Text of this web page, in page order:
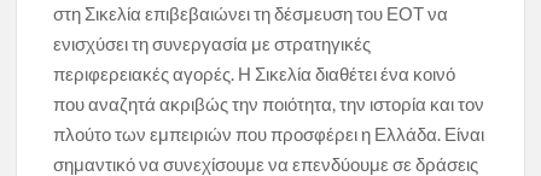
στη Σικελία επιβεβαιώνει τη δέσμευση του ΕΟΤ να
ενισχύσει τη συνεργασία με στρατηγικές
περιφερειακές αγορές. Η Σικελία διαθέτει ένα κοινό
που αναζητά ακριβώς την ποιότητα, την ιστορία και τον
πλούτο των εμπειριών που προσφέρει η Ελλάδα. Είναι
σημαντικό να συνεχίσουμε να επενδύουμε σε δράσεις